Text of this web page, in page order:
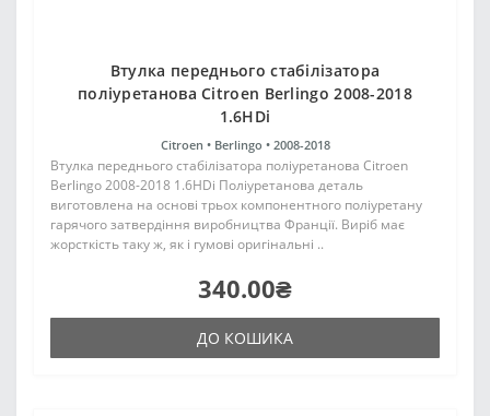
Втулка переднього стабілізатора
поліуретанова Citroen Berlingo 2008-2018
1.6HDi
Citroen • Berlingo • 2008-2018
Втулка переднього стабілізатора поліуретанова Citroen
Berlingo 2008-2018 1.6HDi Поліуретанова деталь
виготовлена на основі трьох компонентного поліуретану
гарячого затвердіння виробництва Франції. Виріб має
жорсткість таку ж, як і гумові оригінальні ..
340.00₴
ДО КОШИКА